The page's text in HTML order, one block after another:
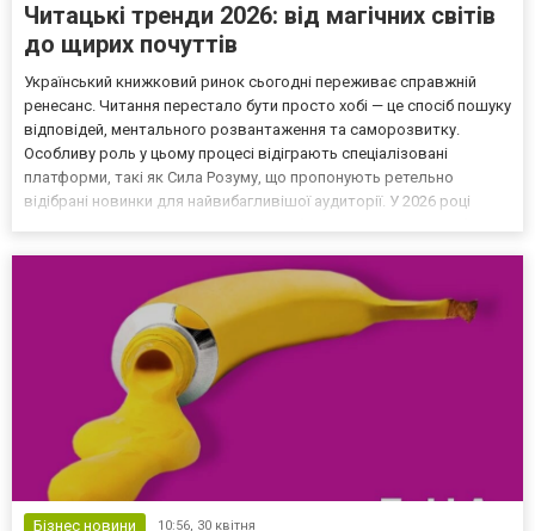
Читацькі тренди 2026: від магічних світів
до щирих почуттів
Український книжковий ринок сьогодні переживає справжній
ренесанс. Читання перестало бути просто хобі — це спосіб пошуку
відповідей, ментального розвантаження та саморозвитку.
Особливу роль у цьому процесі відіграють спеціалізовані
платформи, такі як Сила Розуму, що пропонують ретельно
відібрані новинки для найвибагливішої аудиторії. У 2026 році
Бізнес новини 10:56, 30 квітня